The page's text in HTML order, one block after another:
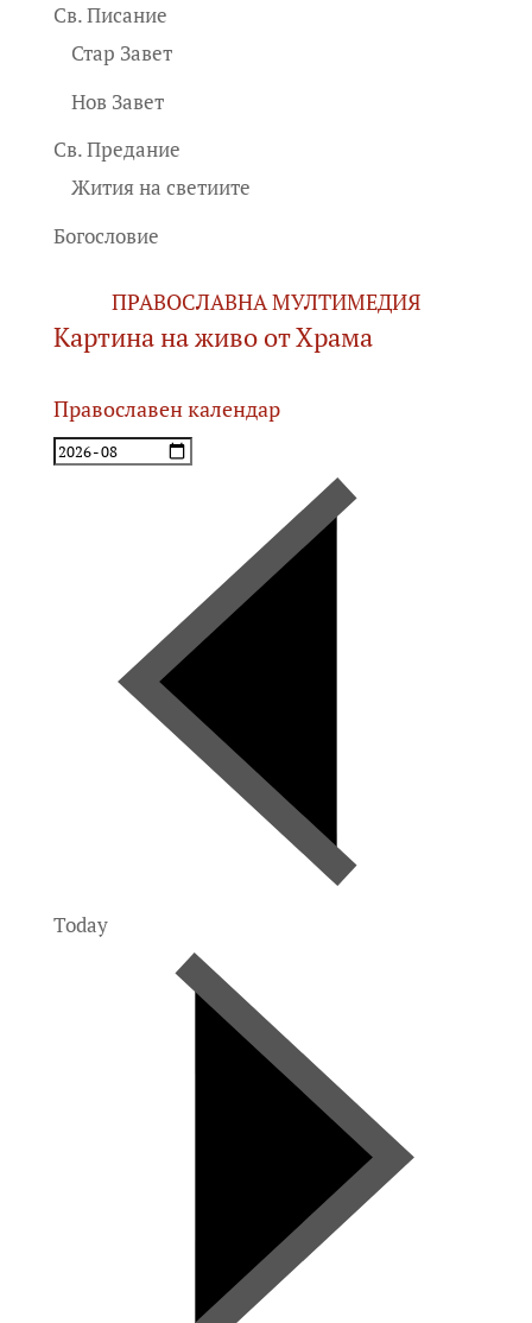
Св. Писание
Стар Завет
Нов Завет
Св. Предание
Жития на светиите
Богословие
ПРАВОСЛАВНА МУЛТИМЕДИЯ
Картина на живо от Храма
Православен календар
Today